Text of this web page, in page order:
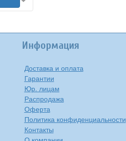
Информация
Доставка и оплата
Гарантии
Юр. лицам
Распродажа
Оферта
Политика конфиденциальности
Контакты